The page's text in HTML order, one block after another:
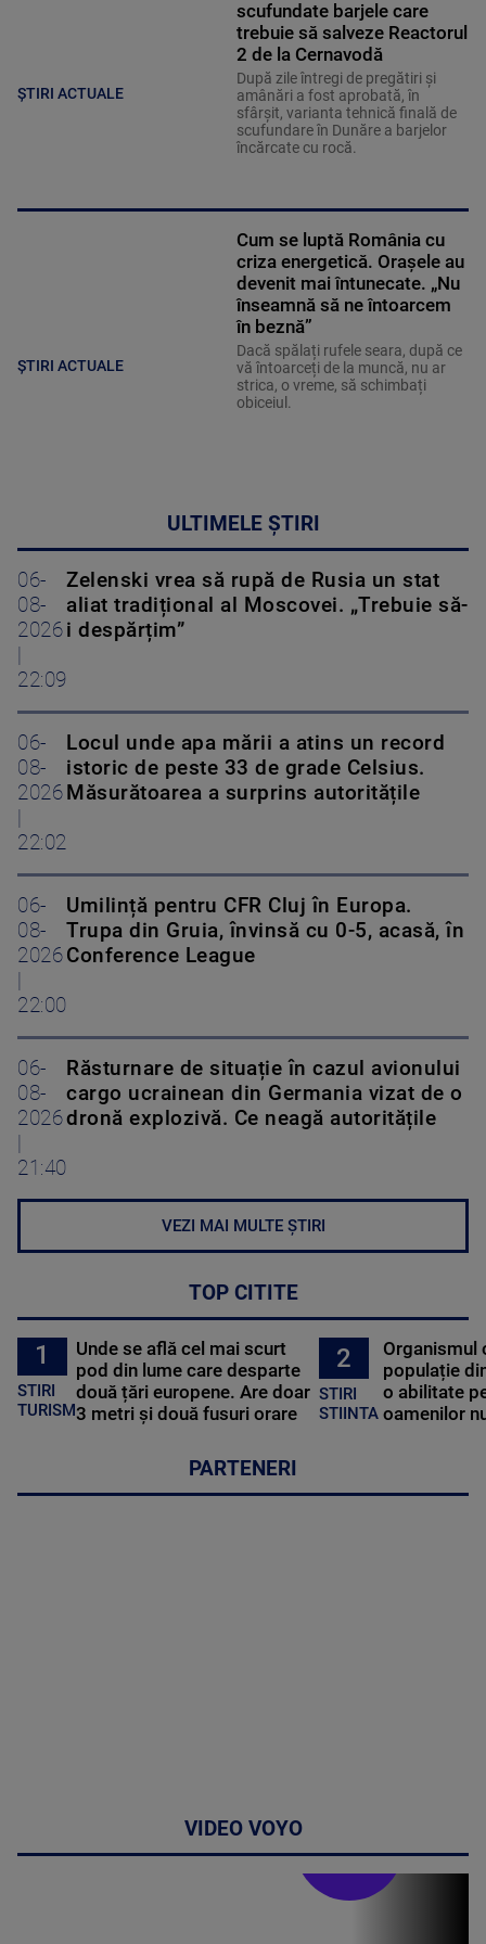
ȘTIRI ACTUALE
scufundate barjele care
trebuie să salveze Reactorul
2 de la Cernavodă
După zile întregi de pregătiri și
amânări a fost aprobată, în
sfârșit, varianta tehnică finală de
scufundare în Dunăre a barjelor
încărcate cu rocă.
ȘTIRI ACTUALE
Cum se luptă România cu
criza energetică. Orașele au
devenit mai întunecate. „Nu
înseamnă să ne întoarcem
în beznă”
Dacă spălați rufele seara, după ce
vă întoarceți de la muncă, nu ar
strica, o vreme, să schimbați
obiceiul.
ULTIMELE ȘTIRI
06-
08-
2026
22:09
Zelenski vrea să rupă de Rusia un stat
aliat tradițional al Moscovei. „Trebuie să-
i despărțim”
06-
08-
2026
22:02
Locul unde apa mării a atins un record
istoric de peste 33 de grade Celsius.
Măsurătoarea a surprins autoritățile
06-
08-
2026
22:00
Umilință pentru CFR Cluj în Europa.
Trupa din Gruia, învinsă cu 0-5, acasă, în
Conference League
06-
08-
2026
21:40
Răsturnare de situație în cazul avionului
cargo ucrainean din Germania vizat de o
dronă explozivă. Ce neagă autoritățile
VEZI MAI MULTE ȘTIRI
TOP CITITE
1
STIRI
TURISM
Unde se află cel mai scurt
pod din lume care desparte
două țări europene. Are doar
3 metri și două fusuri orare
2
STIRI
STIINTA
Organismul
populație
o abilitate
oamenilor
PARTENERI
VIDEO VOYO